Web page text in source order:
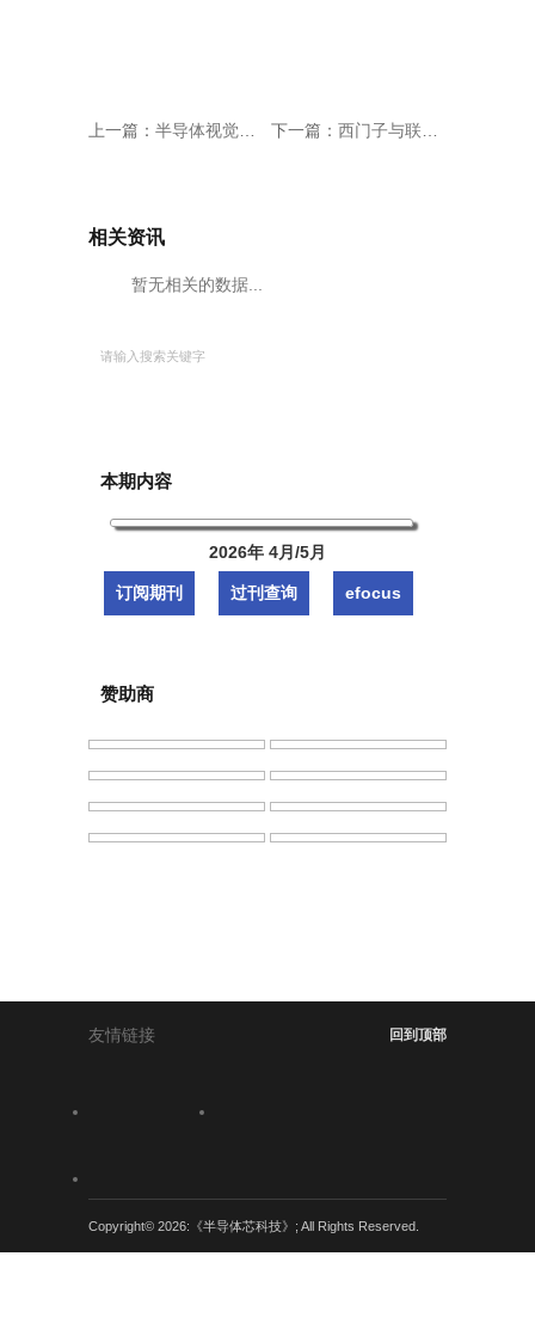
上一篇： 半导体视觉检测和装片技术设备研发制造商华恒半导体开业 下一篇： 西门子与联华电子合作开发 3D IC 混合键合流程
相关资讯
暂无相关的数据...
本期内容
2026年 4月/5月
订阅期刊 过刊查询 efocus
赞助商
友情链接 回到顶部
Copyright© 2026:《半导体芯科技》; All Rights Reserved.